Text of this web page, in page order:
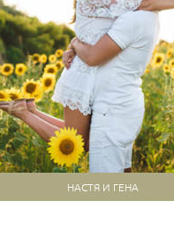
НАСТЯ И ГЕНА